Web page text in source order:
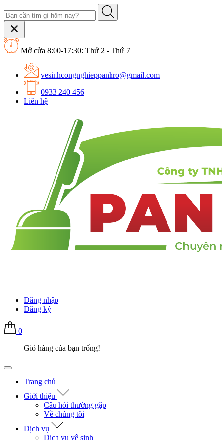
Mở cửa 8:00-17:30: Thứ 2 - Thứ 7
vesinhcongnghieppanhro@gmail.com
0933 240 456
Liên hệ
Đăng nhập
Đăng ký
0
Giỏ hàng của bạn trống!
Trang chủ
Giới thiệu
Câu hỏi thường gặp
Về chúng tôi
Dịch vụ
Dịch vụ vệ sinh